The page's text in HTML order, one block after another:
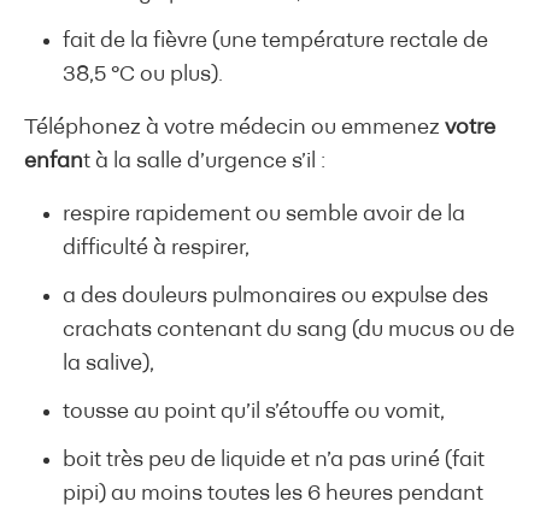
fait de la fièvre (une température rectale de
38,5 °C ou plus).
Téléphonez à votre médecin ou emmenez votre
enfant à la salle d’urgence s’il :
respire rapidement ou semble avoir de la
difficulté à respirer,
a des douleurs pulmonaires ou expulse des
crachats contenant du sang (du mucus ou de
la salive),
tousse au point qu’il s’étouffe ou vomit,
boit très peu de liquide et n’a pas uriné (fait
pipi) au moins toutes les 6 heures pendant